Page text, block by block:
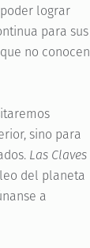
lograr
para sus
no conocen
sino para
Las Claves
del planeta
a